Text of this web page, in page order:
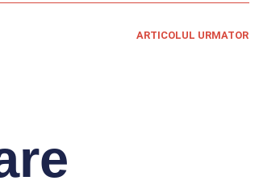
ARTICOLUL URMATOR